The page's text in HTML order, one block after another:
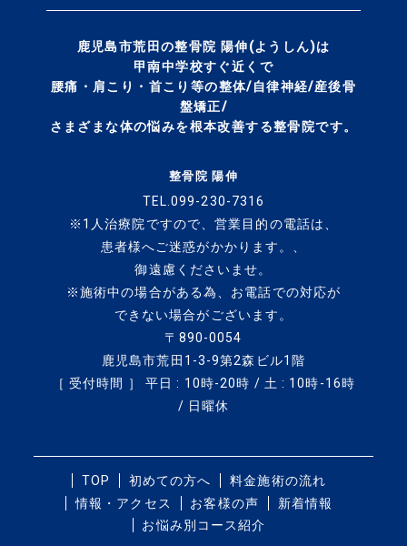
鹿児島市荒田の整骨院 陽伸(ようしん)は
甲南中学校すぐ近くで
腰痛・肩こり・首こり等の整体/自律神経/産後骨
盤矯正/
さまざまな体の悩みを根本改善する整骨院です。
整骨院 陽伸
TEL.099-230-7316
※1人治療院ですので、営業目的の電話は、
患者様へご迷惑がかかります。、
御遠慮くださいませ。
※施術中の場合がある為、 お電話での対応が
できない場合がございます。
〒890-0054
鹿児島市荒田1-3-9第2森ビル1階
［ 受付時間 ］ 平日 : 10時-20時 / 土 : 10時-16時
/ 日曜休
TOP 初めての方へ
料金施術の流れ
情報・アクセス
お客様の声
新着情報
お悩み別コース紹介